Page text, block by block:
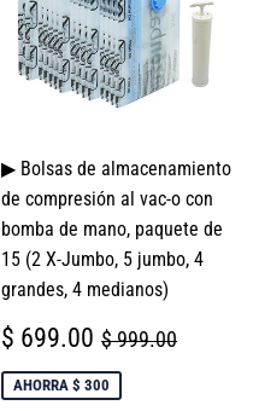
▶ Bolsas de almacenamiento
de compresión al vac-­o con
bomba de mano, paquete de
15 (2 X-Jumbo, 5 jumbo, 4
grandes, 4 medianos)
PRECIO
DE
VENTA
$ 699.00 $
699.00
PRECIO
$ 999.00
AHORRA $ 300